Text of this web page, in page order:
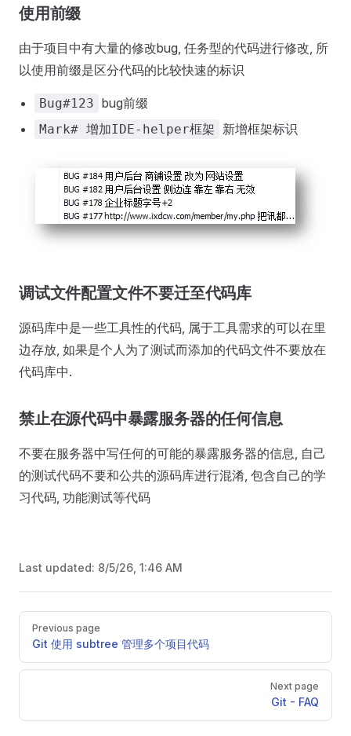
使用前缀
由于项目中有大量的修改bug, 任务型的代码进行修改, 所
以使用前缀是区分代码的比较快速的标识
Bug#123 bug前缀
Mark# 增加IDE-helper框架 新增框架标识
调试文件配置文件不要迁至代码库
源码库中是一些工具性的代码, 属于工具需求的可以在里
边存放, 如果是个人为了测试而添加的代码文件不要放在
代码库中.
禁止在源代码中暴露服务器的任何信息
不要在服务器中写任何的可能的暴露服务器的信息, 自己
的测试代码不要和公共的源码库进行混淆, 包含自己的学
习代码, 功能测试等代码
Last updated: 8/5/26, 1:46 AM
Pager
Previous page
Git 使用 subtree 管理多个项目代码
Next page
Git - FAQ